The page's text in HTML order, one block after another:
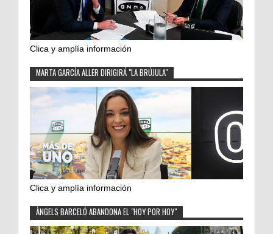
Clica y amplía información
MARTA GARCÍA ALLER DIRIGIRÁ "LA BRÚJULA"
Clica y amplía información
ÀNGELS BARCELÓ ABANDONA EL "HOY POR HOY"